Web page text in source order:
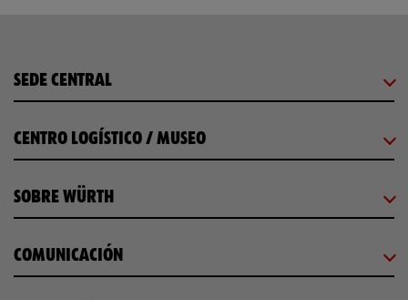
SEDE CENTRAL
CENTRO LOGÍSTICO / MUSEO
SOBRE WÜRTH
COMUNICACIÓN